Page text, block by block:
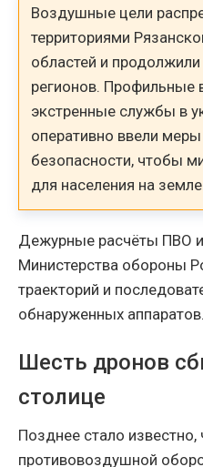
Воздушные цели
территориями
областей и
регионов. Профильные
экстренные службы в
оперативно ввели
безопасности, чтобы
для населения на
Дежурные расчёты ПВО
Министерства обороны
траекторий и
обнаруженных аппаратов.
Шесть дронов
столице
Позднее стало известно,
противовоздушной